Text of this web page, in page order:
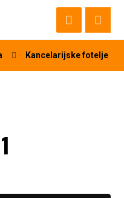
Kancelarijske fotelje